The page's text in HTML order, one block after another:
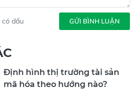
dấu GỬI BÌNH LUẬN
Định hình thị trường tài sản
mã hóa theo hướng nào?